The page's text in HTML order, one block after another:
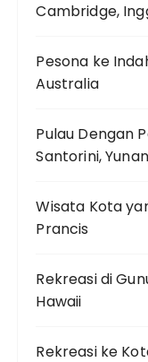
Cambridge,
Pesona ke
Australia
Pulau Dengan
Santorini,
Wisata Kota
Prancis
Rekreasi di
Hawaii
Rekreasi ke